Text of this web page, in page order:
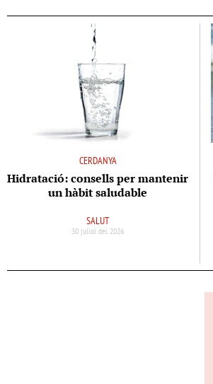
CERDANYA
Hidratació: consells per mantenir
un hàbit saludable
SALUT
30 juliol del 2026